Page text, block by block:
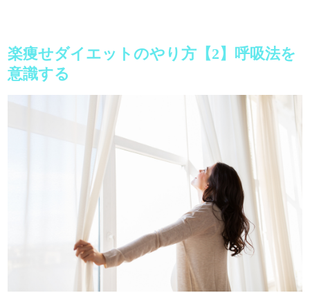
楽痩せダイエットのやり方【2】呼吸法を
意識する